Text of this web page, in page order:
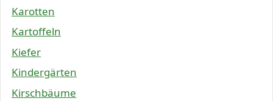
Karotten
Kartoffeln
Kiefer
Kindergärten
Kirschbäume